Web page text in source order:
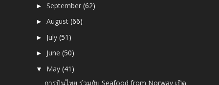
►September(62)
►August(66)
► July(51)
► June(50)
▼ May(41)
การบินไทย ร่วมกับ Seafood from Norway เปิด